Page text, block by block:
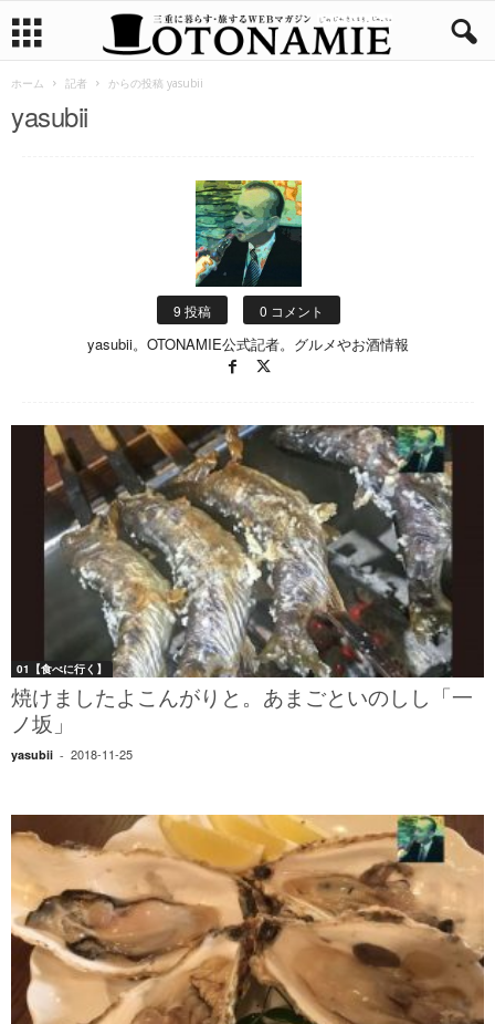
ホーム 記者 からの投稿 yasubii
yasubii
9 投稿 0 コメント
yasubii。OTONAMIE公式記者。グルメやお酒情報
01【食べに行く】
焼けましたよこんがりと。あまごといのしし「一
ノ坂」
yasubii - 2018-11-25